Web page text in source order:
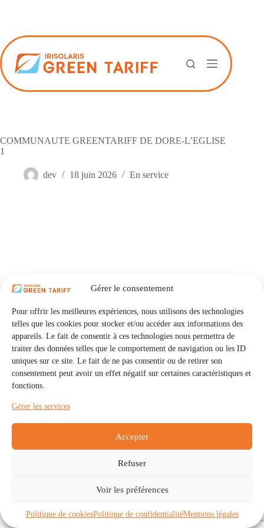
Gérer le consentement
Pour offrir les meilleures expériences, nous utilisons des technologies
telles que les cookies pour stocker et/ou accéder aux informations des
appareils. Le fait de consentir à ces technologies nous permettra de
traiter des données telles que le comportement de navigation ou les ID
uniques sur ce site. Le fait de ne pas consentir ou de retirer son
consentement peut avoir un effet négatif sur certaines caractéristiques et
fonctions.
Gérer les services
Accepter
Refuser
Voir les préférences
Politique de cookiesPolitique de confidentialitéMentions légales
COMMUNAUTE GREENTARIFF DE DORE-L’EGLISE
1
dev 18 juin 2026 En service
Communautés
À propos
Politique de cookies (UE)